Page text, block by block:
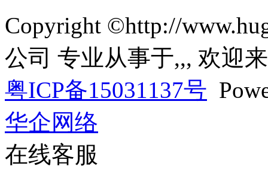
Copyright ©http://
公司 专业从事于,,, 欢迎
粤ICP备15031137号
华企网络
在线客服